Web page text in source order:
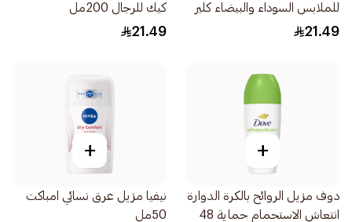
للملابس السوداء والبيضاء كلير
للإناث 200مل
21.49
كيك للرجال 200مل
21.49
+
دوف مزيل الروائح بالكرة الدوارة
انتعاش الاستحمام حماية 48
+
نيفيا مزيل عرق نسائي امباكت
50مل